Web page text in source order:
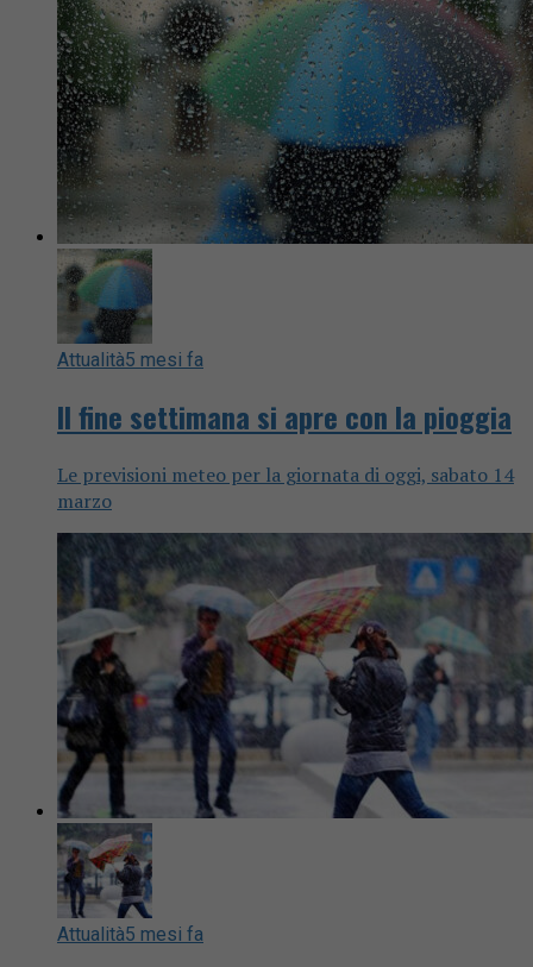
Attualità5 mesi fa
Il fine settimana si apre con la pioggia
Le previsioni meteo per la giornata di oggi, sabato 14
marzo
Attualità5 mesi fa